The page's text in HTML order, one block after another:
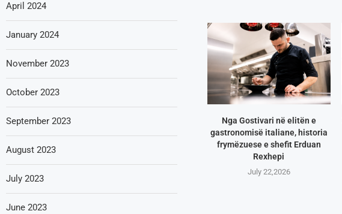
Nga Gostivari në elitën e
gastronomisë italiane, historia
frymëzuese e shefit Erduan
Rexhepi
July 22,2026
April 2024
January 2024
November 2023
October 2023
September 2023
August 2023
July 2023
June 2023